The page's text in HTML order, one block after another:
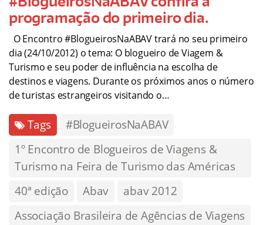
programação do primeiro dia.
O Encontro #BlogueirosNaABAV trará no seu primeiro
dia (24/10/2012) o tema: O blogueiro de Viagem &
Turismo e seu poder de influência na escolha de
destinos e viagens. Durante os próximos anos o número
de turistas estrangeiros visitando o…
Tags
#BlogueirosNaABAV
1º Encontro de Blogueiros de Viagens &
Turismo na Feira de Turismo das Américas
40ª edição
Abav
abav 2012
Associação Brasileira de Agências de Viagens